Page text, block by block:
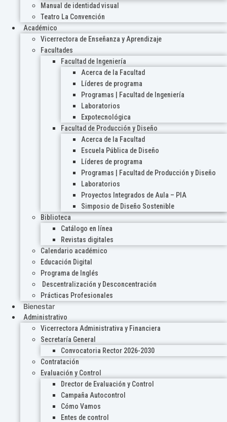
Manual de identidad visual
Teatro La Convención
Académico
Vicerrectora de Enseñanza y Aprendizaje
Facultades
Facultad de Ingeniería
Acerca de la Facultad
Líderes de programa
Programas | Facultad de Ingeniería
Laboratorios
Expotecnológica
Facultad de Producción y Diseño
Acerca de la Facultad
Escuela Pública de Diseño
Líderes de programa
Programas | Facultad de Producción y Diseño
Laboratorios
Proyectos Integrados de Aula – PIA
Simposio de Diseño Sostenible
Biblioteca
Catálogo en línea
Revistas digitales
Calendario académico
Educación Digital
Programa de Inglés
Descentralización y Desconcentración
Prácticas Profesionales
Bienestar
Administrativo
Vicerrectora Administrativa y Financiera
Secretaría General
Convocatoria Rector 2026-2030
Contratación
Evaluación y Control
Drector de Evaluación y Control
Campaña Autocontrol
Cómo Vamos
Entes de control